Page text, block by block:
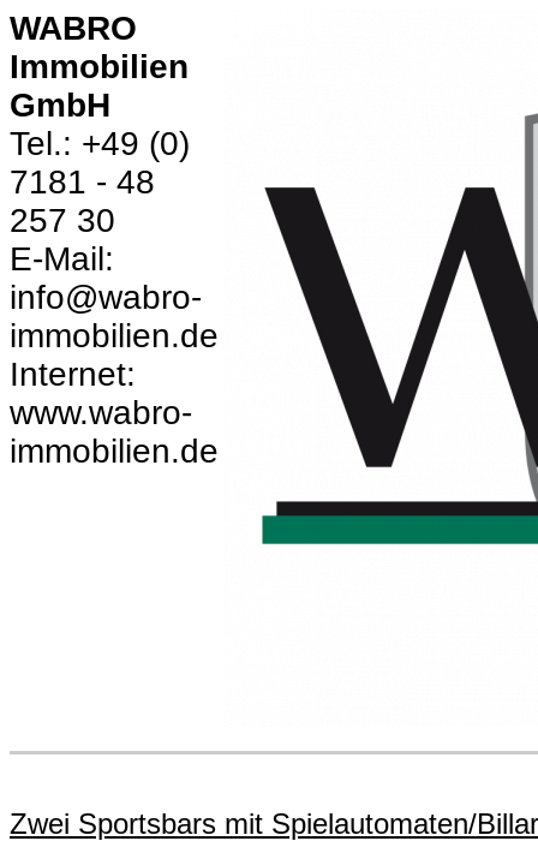
WABRO
Immobilien
GmbH
Tel.: +49 (0)
7181 - 48
257 30
E-Mail:
info@wabro-
immobilien.de
Internet:
www.wabro-
immobilien.de
Zwei Sportsbars mit Spielautomaten/